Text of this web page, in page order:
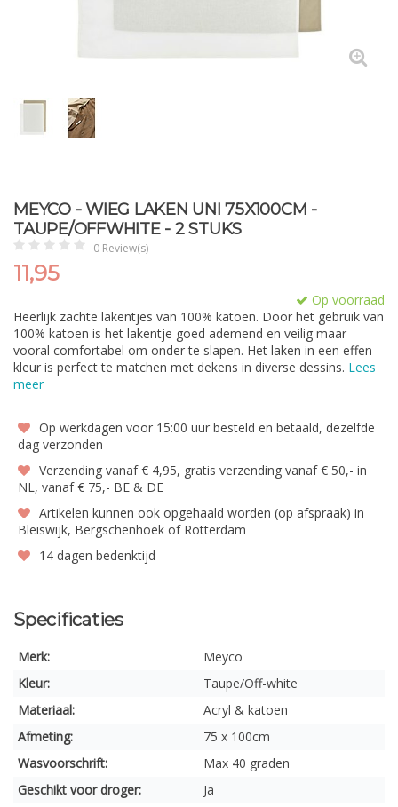
MEYCO - WIEG LAKEN UNI 75X100CM -
TAUPE/OFFWHITE - 2 STUKS
0 Review(s)
11,95
Op voorraad
Heerlijk zachte lakentjes van 100% katoen. Door het gebruik van
100% katoen is het lakentje goed ademend en veilig maar
vooral comfortabel om onder te slapen. Het laken in een effen
kleur is perfect te matchen met dekens in diverse dessins. Lees
meer
Op werkdagen voor 15:00 uur besteld en betaald, dezelfde
dag verzonden
Verzending vanaf € 4,95, gratis verzending vanaf € 50,- in
NL, vanaf € 75,- BE & DE
Artikelen kunnen ook opgehaald worden (op afspraak) in
Bleiswijk, Bergschenhoek of Rotterdam
14 dagen bedenktijd
Specificaties
Merk:
Meyco
Kleur:
Taupe/Off-white
Materiaal:
Acryl & katoen
Afmeting:
75 x 100cm
Wasvoorschrift:
Max 40 graden
Geschikt voor droger:
Ja